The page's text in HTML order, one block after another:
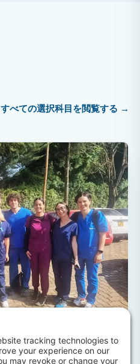
すべての選択科目を閲覧する →